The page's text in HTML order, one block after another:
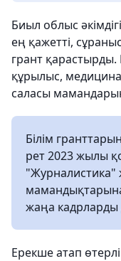
Биыл облыс
ең қажетті,
грант қарастырды.
құрылыс,
саласы
Білім
рет 2023 жылы
"Журналистика"
жаңа
Ерекше атап